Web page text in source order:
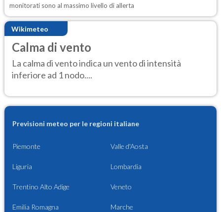
monitorati sono al massimo livello di allerta
Wikimeteo
Calma di vento
La calma di vento indica un vento di intensità
inferiore ad 1 nodo....
Previsioni meteo per le regioni italiane
Piemonte Valle d'Aosta
Liguria Lombardia
Trentino Alto Adige Veneto
Emilia Romagna Marche